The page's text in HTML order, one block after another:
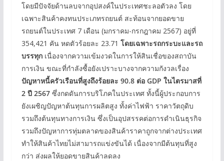
โดยมีปัจจัยด้านลบจากอุปสงค์ในประเทศชะลอตัวลง โดย
เฉพาะสินค้าคงทนประเภทรถยนต์ สะท้อนจากยอดขาย
รถยนต์ในประเทศ 7 เดือน (มกราคม-กรกฎาคม 2567) อยู่ที่
354,421 คัน หดตัวร้อยละ 23.71 โดยเฉพาะรถกระบะและรถ
บรรทุกเนื่องจากความเข้มงวดในการให้สินเชื่อของสถาบัน
การเงิน ขณะที่กำลังซื้อยังเปราะบางจากความกังวลเรื่อง
ปัญหาหนี้ครัวเรือนที่สูงถึงร้อยละ 90.8 ต่อ GDP ในไตรมาสที่
2 ปี 2567ซึ่งกดดันการบริโภคในประเทศ ทั้งนี้ผู้ประกอบการ
ยังเผชิญปัญหาต้นทุนการผลิตสูง ทั้งค่าไฟฟ้า ราคาวัตถุดิบ
รวมถึงต้นทุนทางการเงิน ซึ่งเป็นอุปสรรคต่อการดำเนินธุรกิจ
รวมถึงปัญหาการทุ่มตลาดของสินค้าราคาถูกจากต่างประเทศ
ทำให้สินค้าไทยไม่สามารถแข่งขันได้ เนื่องจากมีต้นทุนที่สูง
กว่า ส่งผลให้ยอดขายสินค้าลดลง